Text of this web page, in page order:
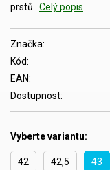
prstů.
Celý popis
Značka:
Kód:
EAN:
Dostupnost:
Vyberte variantu:
42 42,5 43